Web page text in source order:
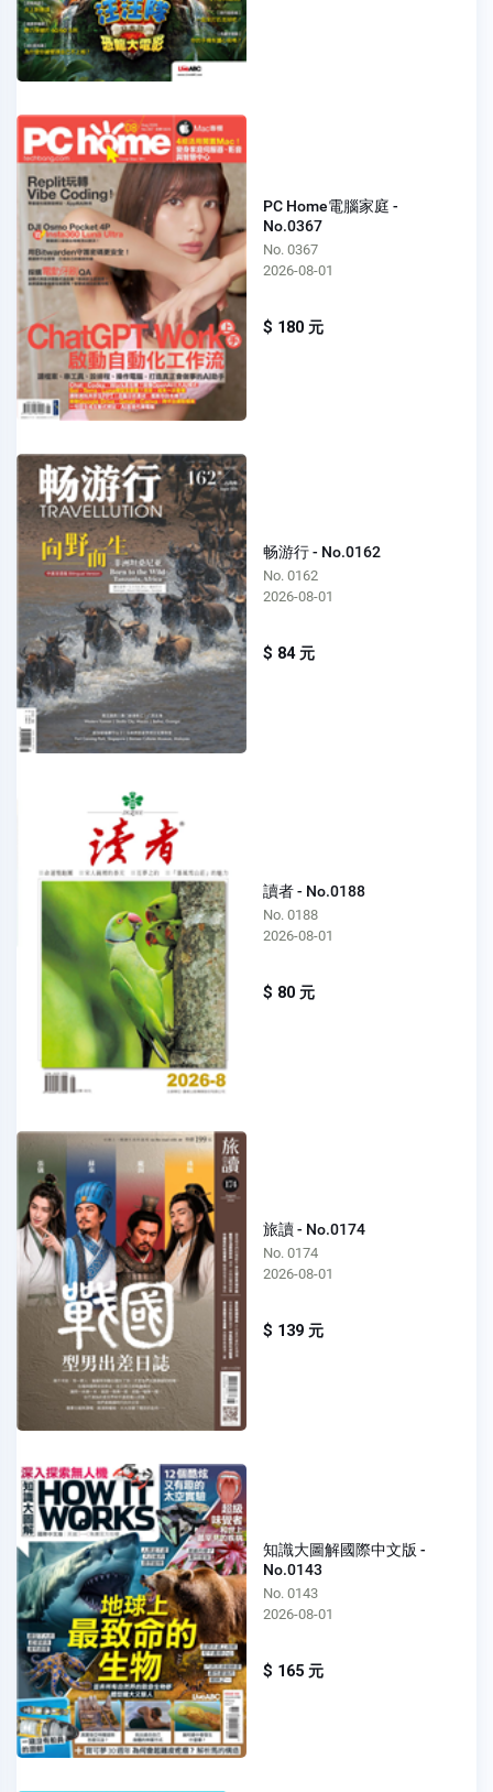
PC Home電腦家庭 -
No.0367
No. 0367
2026-08-01
$ 180 元
畅游行 - No.0162
No. 0162
2026-08-01
$ 84 元
讀者 - No.0188
No. 0188
2026-08-01
$ 80 元
旅讀 - No.0174
No. 0174
2026-08-01
$ 139 元
知識大圖解國際中文版 -
No.0143
No. 0143
2026-08-01
$ 165 元